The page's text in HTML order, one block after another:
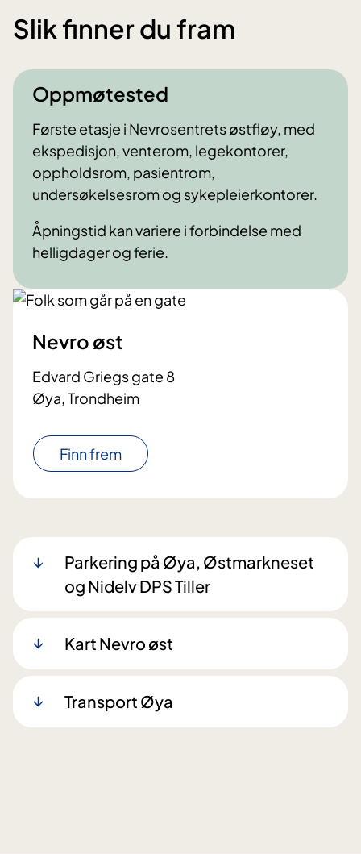
Slik finner du fram
Oppmøtested
Første etasje i Nevrosentrets østfløy, med
ekspedisjon, venterom, legekontorer,
oppholdsrom, pasientrom,
undersøkelsesrom og sykepleierkontorer.
Åpningstid kan variere i forbindelse med
helligdager og ferie.
Nevro øst
Edvard Griegs gate 8
Øya, Trondheim
Finn frem
Parkering på Øya, Østmarkneset
og Nidelv DPS Tiller
Kart Nevro øst
Transport Øya